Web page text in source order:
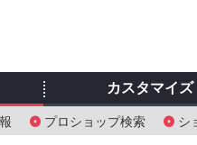
プロショップ検索 シ
カスタマイズ